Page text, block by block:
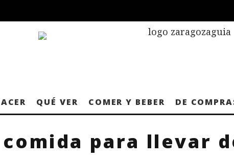
QUÉ VER COMER Y BEBER DE
para llevar